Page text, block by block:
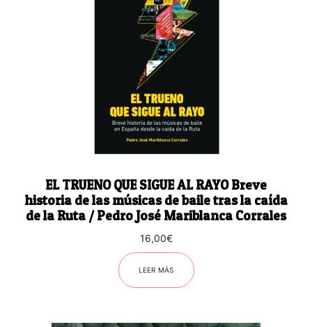
EL TRUENO QUE SIGUE AL RAYO Breve
historia de las músicas de baile tras la caída
de la Ruta / Pedro José Mariblanca Corrales
16,00€
LEER MÁS